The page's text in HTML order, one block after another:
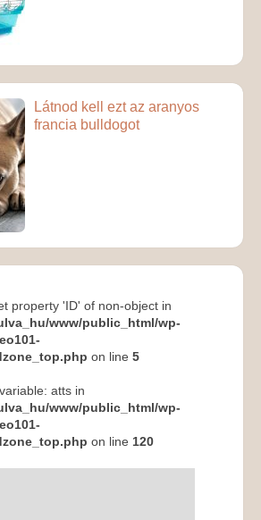
Látnod kell ezt az aranyos
francia bulldogot
property 'ID' of non-object in
www/public_html/wp-
on line 5
atts in
www/public_html/wp-
on line 120